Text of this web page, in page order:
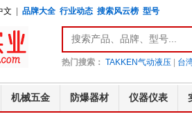
文 品牌大全 行业动态 搜索风云榜 型号
热门搜索： TAKKEN气动液压 台
机械五金 防爆器材 仪器仪表